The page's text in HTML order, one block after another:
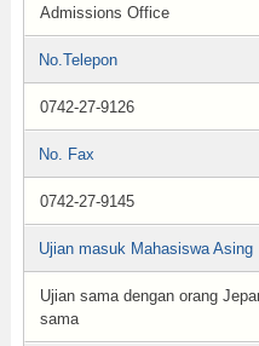
Admissions Office
No.Telepon
0742-27-9126
No. Fax
0742-27-9145
Ujian masuk Mahasiswa Asing
Ujian sama dengan orang
sama